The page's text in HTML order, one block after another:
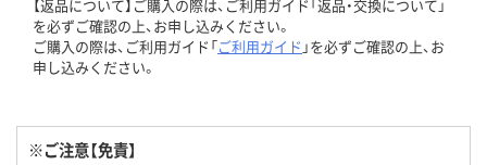
【返品について】ご購入の際は、ご利用ガイド「返品・交換について」
を必ずご確認の上、お申し込みください。
ご購入の際は、ご利用ガイド「ご利用ガイド 」を必ずご確認の上、お
申し込みください。
※ご注意【免責】